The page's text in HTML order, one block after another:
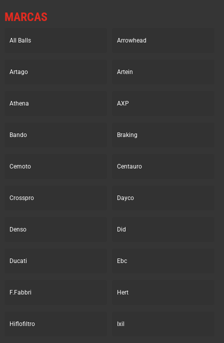
MARCAS
All Balls Arrowhead
Artago Artein
Athena AXP
Bando Braking
Cemoto Centauro
Crosspro Dayco
Denso Did
Ducati Ebc
F.Fabbri Hert
Hiflofiltro Ixil